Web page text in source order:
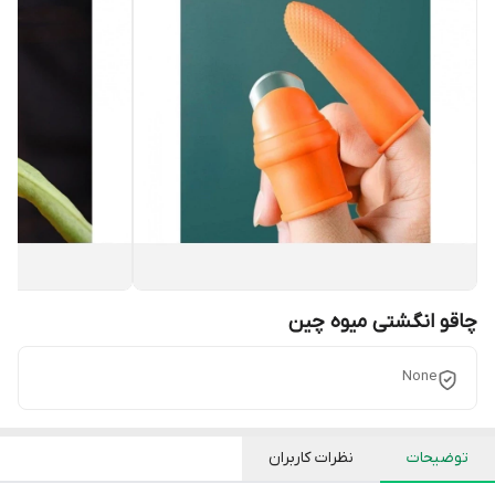
چاقو انگشتی میوه چین
None
توضیحات نظرات کاربران